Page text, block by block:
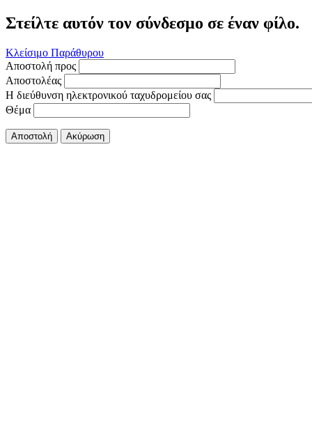
Στείλτε αυτόν τον σύνδεσμο σε έναν φίλο.
Κλείσιμο Παράθυρου
Αποστολή προς
Αποστολέας
Η διεύθυνση ηλεκτρονικού ταχυδρομείου σας
Θέμα
Αποστολή Ακύρωση